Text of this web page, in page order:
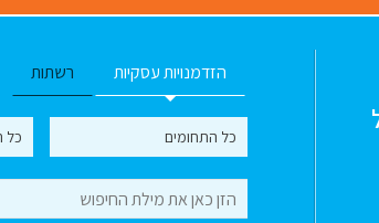
הזדמנויות עסקיות רשתות